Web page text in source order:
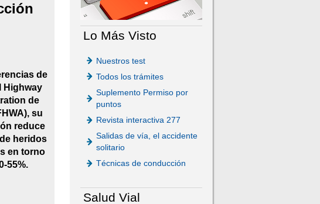
de
Highway
de
su
reduce
heridos
en torno
55%.
Lo Más Visto
Nuestros test
Todos los trámites
Suplemento Permiso por
puntos
Revista interactiva 277
Salidas de vía, el accidente
solitario
Técnicas de conducción
Salud Vial